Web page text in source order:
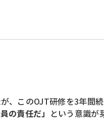
、このOJT研修を3年間
の責任だ」 という意識が